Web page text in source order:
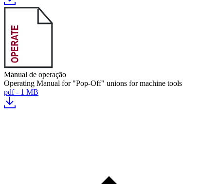
Manual de operação
Operating Manual for "Pop-Off" unions for machine tools
pdf - 1 MB